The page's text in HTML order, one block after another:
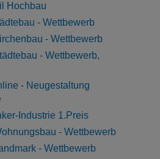
Hochbau
- Wettbewerb
- Wettbewerb
- Wettbewerb,
- Neugestaltung
Industrie 1.Preis
- Wettbewerb
- Wettbewerb